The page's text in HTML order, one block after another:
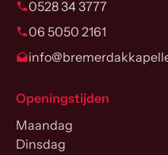
0528 34 3777
06 5050 2161
Openingstijden
Maandag
Dinsdag